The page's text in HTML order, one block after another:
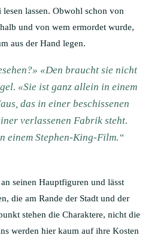
lassen. Obwohl schon von
und von wem ermordet wurde,
aus der Hand legen.
«Den braucht sie nicht
«Sie ist ganz allein in einem
das in einer beschissenen
verlassenen Fabrik steht.
einem Stephen-King-Film.“
seinen Hauptfiguren und lässt
die am Rande der Stadt und der
stehen die Charaktere, nicht die
werden hier kaum auf ihre Kosten